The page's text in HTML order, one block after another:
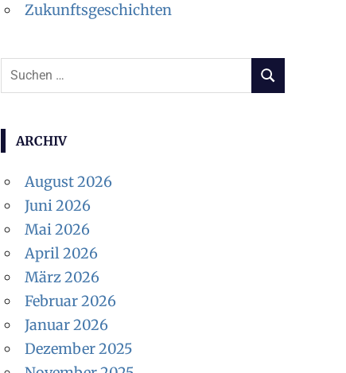
Zukunftsgeschichten
Suchen
nach:
SUCHEN
ARCHIV
August 2026
Juni 2026
Mai 2026
April 2026
März 2026
Februar 2026
Januar 2026
Dezember 2025